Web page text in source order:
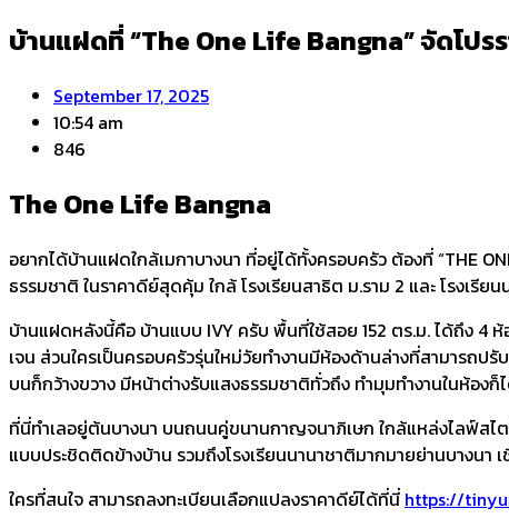
บ้านแฝดที่ “The One Life Bangna” จัดโป
September 17, 2025
10:54 am
846
The One Life Bangna
อยากได้บ้านแฝดใกล้เมกาบางนา ที่อยู่ได้ทั้งครอบครัว ต้องที่ “THE
ธรรมชาติ ในราคาดีย์สุดคุ้ม ใกล้ โรงเรียนสาธิต ม.ราม 2 และ โรงเรี
บ้านแฝดหลังนี้คือ บ้านแบบ IVY ครับ พื้นที่ใช้สอย 152 ตร.ม. ได้ถึง 4
เจน ส่วนใครเป็นครอบครัวรุ่นใหม่วัยทำงานมีห้องด้านล่างที่สามาร
บนก็กว้างขวาง มีหน้าต่างรับแสงธรรมชาติทั่วถึง ทำมุมทำงานในห้อง
ที่นี่ทำเลอยู่ต้นบางนา บนถนนคู่ขนานกาญจนาภิเษก ใกล้แหล่งไลฟ์สไต
แบบประชิดติดข้างบ้าน รวมถึงโรงเรียนนานาชาติมากมายย่านบางนา
ใครที่สนใจ สามารถลงทะเบียนเลือกแปลงราคาดีย์ได้ที่นี่ https://